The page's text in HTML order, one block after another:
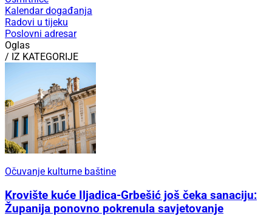
Kalendar događanja
Radovi u tijeku
Poslovni adresar
Oglas
/ IZ KATEGORIJE
Očuvanje kulturne baštine
Krovište kuće Iljadica-Grbešić još čeka sanaciju:
Županija ponovno pokrenula savjetovanje